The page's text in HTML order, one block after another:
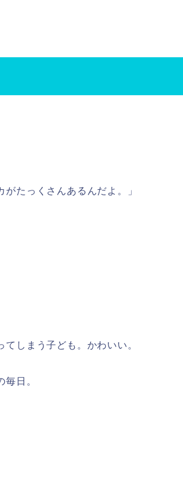
たっくさんあるんだよ。」
てしまう子ども。かわいい。
日。